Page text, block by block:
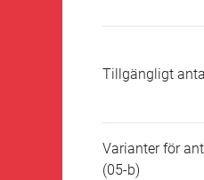
Tillgängligt
Varianter för
(05-b)